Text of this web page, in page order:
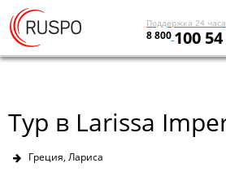
Поддержка 24 часа
8 800 100
Тур в Larissa
Греция, Лариса